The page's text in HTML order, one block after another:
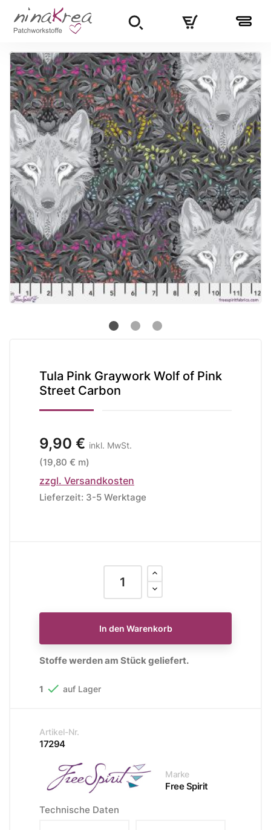
Tula Pink Graywork Wolf of Pink
Street Carbon
9,90 € inkl. MwSt.
(19,80 € m)
zzgl. Versandkosten
Lieferzeit: 3-5 Werktage
In den Warenkorb
Stoffe werden am Stück geliefert.
1  auf Lager
Artikel-Nr.
17294
Marke
Free Spirit
Technische Daten